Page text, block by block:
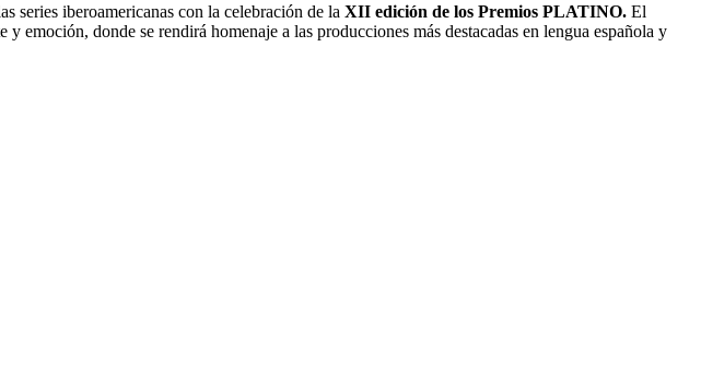
series iberoamericanas con la celebración de la XII edición de los Premios PLATINO. El
y emoción, donde se rendirá homenaje a las producciones más destacadas en lengua española y